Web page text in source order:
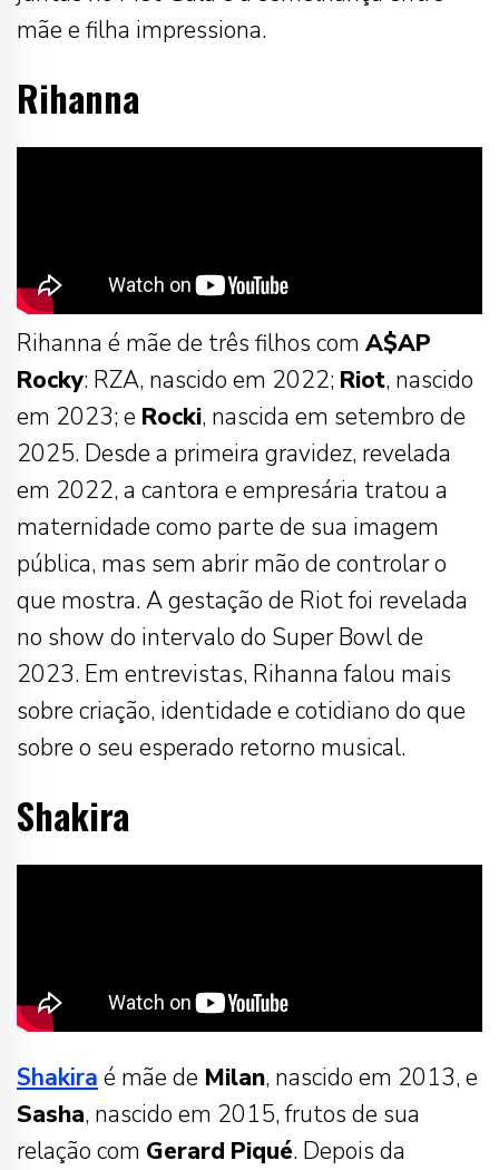
mãe e filha impressiona.
Rihanna
Rihanna é mãe de três filhos com A$AP
Rocky: RZA, nascido em 2022; Riot, nascido
em 2023; e Rocki, nascida em setembro de
2025. Desde a primeira gravidez, revelada
em 2022, a cantora e empresária tratou a
maternidade como parte de sua imagem
pública, mas sem abrir mão de controlar o
que mostra. A gestação de Riot foi revelada
no show do intervalo do Super Bowl de
2023. Em entrevistas, Rihanna falou mais
sobre criação, identidade e cotidiano do que
sobre o seu esperado retorno musical.
Shakira
Shakira é mãe de Milan, nascido em 2013, e
Sasha, nascido em 2015, frutos de sua
relação com Gerard Piqué. Depois da